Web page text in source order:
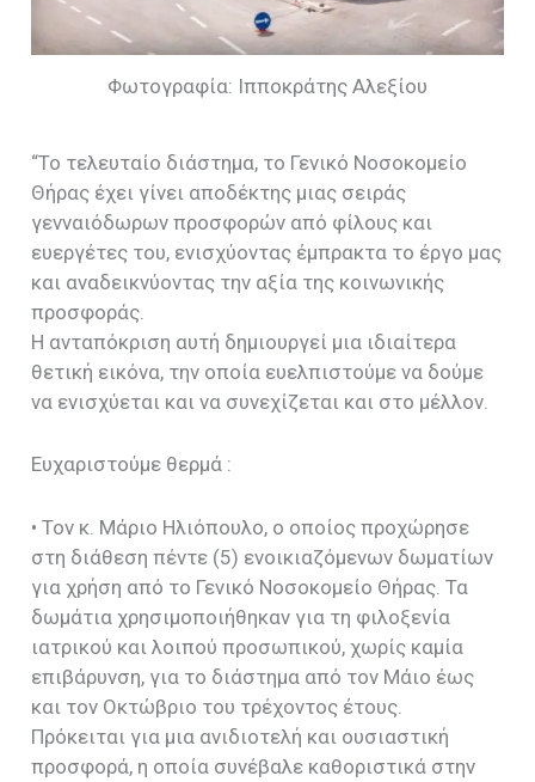
Φωτογραφία: Ιπποκράτης Αλεξίου
“Το τελευταίο διάστημα, το Γενικό Νοσοκομείο
Θήρας έχει γίνει αποδέκτης μιας σειράς
γενναιόδωρων προσφορών από φίλους και
ευεργέτες του, ενισχύοντας έμπρακτα το έργο μας
και αναδεικνύοντας την αξία της κοινωνικής
προσφοράς.
Η ανταπόκριση αυτή δημιουργεί μια ιδιαίτερα
θετική εικόνα, την οποία ευελπιστούμε να δούμε
να ενισχύεται και να συνεχίζεται και στο μέλλον.
Ευχαριστούμε θερμά :
• Τον κ. Μάριο Ηλιόπουλο, ο οποίος προχώρησε
στη διάθεση πέντε (5) ενοικιαζόμενων δωματίων
για χρήση από το Γενικό Νοσοκομείο Θήρας. Τα
δωμάτια χρησιμοποιήθηκαν για τη φιλοξενία
ιατρικού και λοιπού προσωπικού, χωρίς καμία
επιβάρυνση, για το διάστημα από τον Μάιο έως
και τον Οκτώβριο του τρέχοντος έτους.
Πρόκειται για μια ανιδιοτελή και ουσιαστική
προσφορά, η οποία συνέβαλε καθοριστικά στην